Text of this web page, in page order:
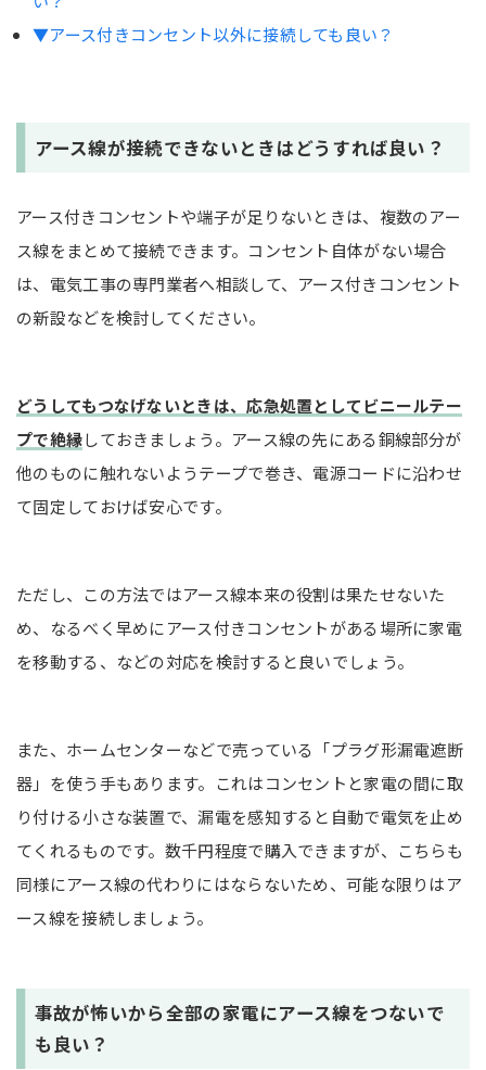
▼アース付きコンセント以外に接続しても良い？
アース線が接続できないときはどうすれば良い？
アース付きコンセントや端子が足りないときは、複数のアー
ス線をまとめて接続できます。コンセント自体がない場合
は、電気工事の専門業者へ相談して、アース付きコンセント
の新設などを検討してください。
どうしてもつなげないときは、応急処置としてビニールテー
プで絶縁しておきましょう。アース線の先にある銅線部分が
他のものに触れないようテープで巻き、電源コードに沿わせ
て固定しておけば安心です。
ただし、この方法ではアース線本来の役割は果たせないた
め、なるべく早めにアース付きコンセントがある場所に家電
を移動する、などの対応を検討すると良いでしょう。
また、ホームセンターなどで売っている「プラグ形漏電遮断
器」を使う手もあります。これはコンセントと家電の間に取
り付ける小さな装置で、漏電を感知すると自動で電気を止め
てくれるものです。数千円程度で購入できますが、こちらも
同様にアース線の代わりにはならないため、可能な限りはア
ース線を接続しましょう。
事故が怖いから全部の家電にアース線をつないで
も良い？